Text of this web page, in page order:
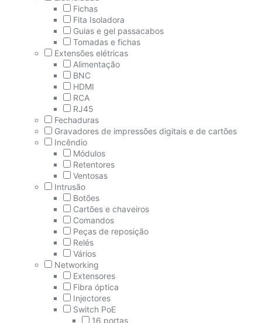
Fichas
Fita Isoladora
Guias e gel passacabos
Tomadas e fichas
Extensões elétricas
Alimentação
BNC
HDMI
RCA
RJ45
Fechaduras
Gravadores de impressões digitais e de cartões
Incêndio
Módulos
Retentores
Ventosas
Intrusão
Botões
Cartões e chaveiros
Comandos
Peças de reposição
Relés
Vários
Networking
Extensores
Fibra óptica
Injectores
Switch PoE
16 portas